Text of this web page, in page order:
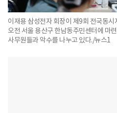
이재용 삼성전자 회장이 제9회 전국동
오전 서울 용산구 한남동주민센터에 마
사무원들과 악수를 나누고 있다./뉴스1